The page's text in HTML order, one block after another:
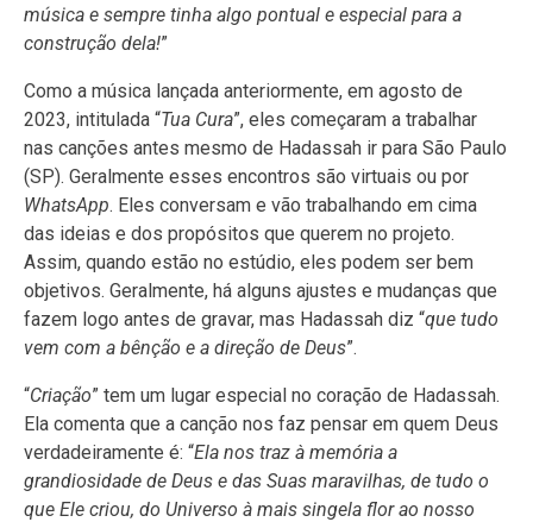
música e sempre tinha algo pontual e especial para a
construção dela!”
Como a música lançada anteriormente, em agosto de
2023, intitulada “Tua Cura”, eles começaram a trabalhar
nas canções antes mesmo de Hadassah ir para São Paulo
(SP). Geralmente esses encontros são virtuais ou por
WhatsApp. Eles conversam e vão trabalhando em cima
das ideias e dos propósitos que querem no projeto.
Assim, quando estão no estúdio, eles podem ser bem
objetivos. Geralmente, há alguns ajustes e mudanças que
fazem logo antes de gravar, mas Hadassah diz “que tudo
vem com a bênção e a direção de Deus”.
“Criação” tem um lugar especial no coração de Hadassah.
Ela comenta que a canção nos faz pensar em quem Deus
verdadeiramente é: “Ela nos traz à memória a
grandiosidade de Deus e das Suas maravilhas, de tudo o
que Ele criou, do Universo à mais singela flor ao nosso